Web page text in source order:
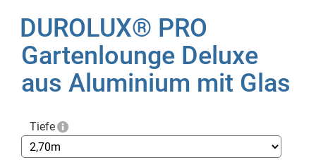
DUROLUX® PRO
Gartenlounge Deluxe
aus Aluminium mit Glas
Tiefe